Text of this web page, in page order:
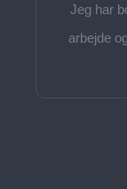
Jeg har
arbejde